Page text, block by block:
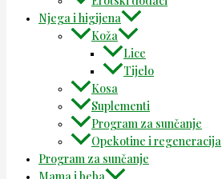
Njega i higijena
Koža
Lice
Tijelo
Kosa
Suplementi
Program za sunčanje
Opekotine i regeneracija
Program za sunčanje